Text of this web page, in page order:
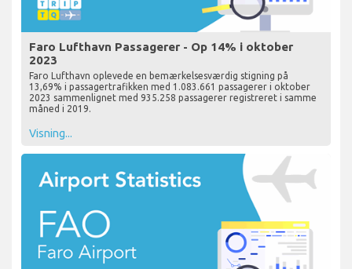
Faro Lufthavn Passagerer - Op 14% i oktober
2023
Faro Lufthavn oplevede en bemærkelsesværdig stigning på
13,69% i passagertrafikken med 1.083.661 passagerer i oktober
2023 sammenlignet med 935.258 passagerer registreret i samme
måned i 2019.
Visning...